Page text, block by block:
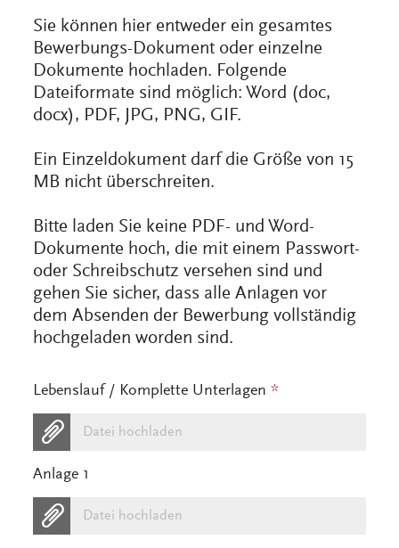
Sie können hier entweder ein gesamtes
Bewerbungs-Dokument oder einzelne
Dokumente hochladen. Folgende
Dateiformate sind möglich: Word (doc,
docx), PDF, JPG, PNG, GIF.
Ein Einzeldokument darf die Größe von 15
MB nicht überschreiten.
Bitte laden Sie keine PDF- und Word-
Dokumente hoch, die mit einem Passwort-
oder Schreibschutz versehen sind und
gehen Sie sicher, dass alle Anlagen vor
dem Absenden der Bewerbung vollständig
hochgeladen worden sind.
Lebenslauf / Komplette Unterlagen*
Datei hochladen
Anlage 1
Datei hochladen